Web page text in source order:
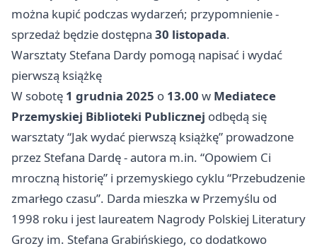
można kupić podczas wydarzeń; przypomnienie -
sprzedaż będzie dostępna 30 listopada.
Warsztaty Stefana Dardy pomogą napisać i wydać
pierwszą książkę
W sobotę 1 grudnia 2025 o 13.00 w Mediatece
Przemyskiej Biblioteki Publicznej odbędą się
warsztaty “Jak wydać pierwszą książkę” prowadzone
przez Stefana Dardę - autora m.in. “Opowiem Ci
mroczną historię” i przemyskiego cyklu “Przebudzenie
zmarłego czasu”. Darda mieszka w Przemyślu od
1998 roku i jest laureatem Nagrody Polskiej Literatury
Grozy im. Stefana Grabińskiego, co dodatkowo